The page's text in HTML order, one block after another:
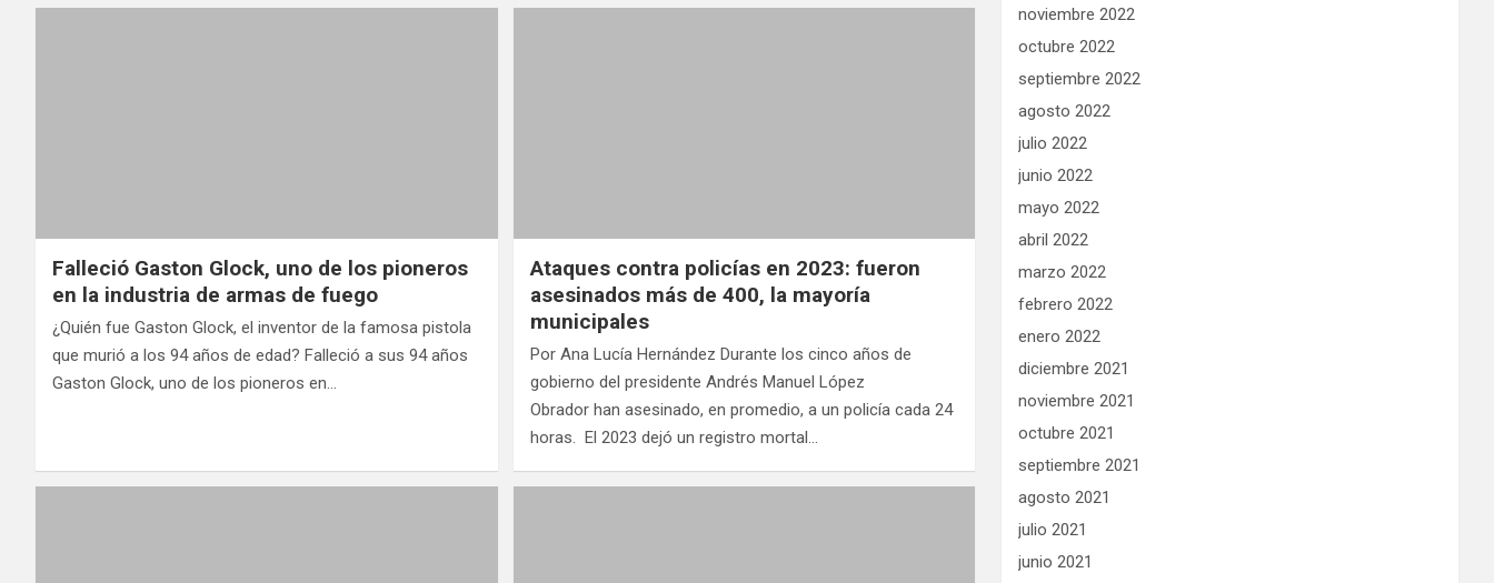
Falleció Gaston Glock, uno de los pioneros
en la industria de armas de fuego
¿Quién fue Gaston Glock, el inventor de la famosa pistola
que murió a los 94 años de edad? Falleció a sus 94 años
Gaston Glock, uno de los pioneros en…
Ataques contra policías en 2023: fueron
asesinados más de 400, la mayoría
municipales
Por Ana Lucía Hernández Durante los cinco años de
gobierno del presidente Andrés Manuel López
Obrador han asesinado, en promedio, a un policía cada 24
horas. El 2023 dejó un registro mortal…
noviembre 2022
octubre 2022
septiembre 2022
agosto 2022
julio 2022
junio 2022
mayo 2022
abril 2022
marzo 2022
febrero 2022
enero 2022
diciembre 2021
noviembre 2021
octubre 2021
septiembre 2021
agosto 2021
julio 2021
junio 2021